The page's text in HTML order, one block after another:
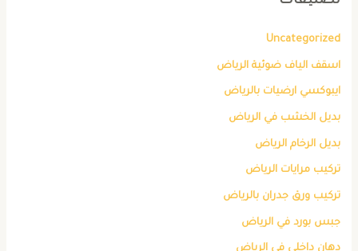
Uncategorized
اسقف الياف ضوئية الرياض
ايبوكسي ارضيات بالرياض
بديل الخشب في الرياض
بديل الرخام الرياض
تركيب مرايات الرياض
تركيب ورق جدران بالرياض
جبس بورد في الرياض